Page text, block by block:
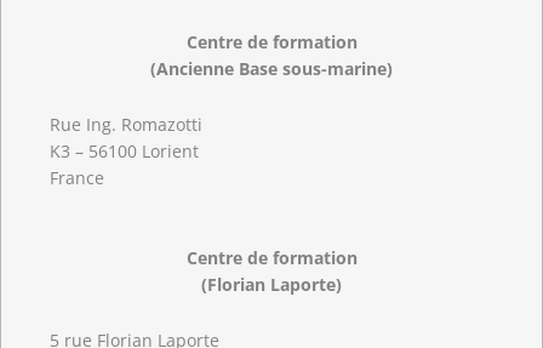
Centre de formation
(Ancienne Base sous-marine)
Rue Ing. Romazotti
K3 – 56100 Lorient
France
Centre de formation
(Florian Laporte)
5 rue Florian Laporte